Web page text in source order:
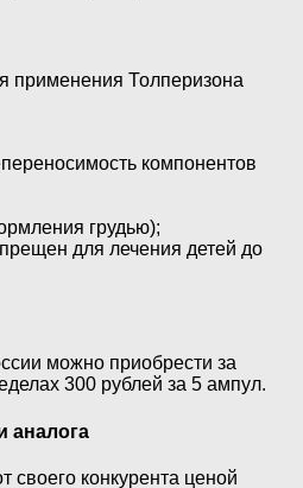
применения Толперизона
компонентов
грудью);
для лечения детей до
можно приобрести за
300 рублей за 5 ампул.
аналога
своего конкурента ценой